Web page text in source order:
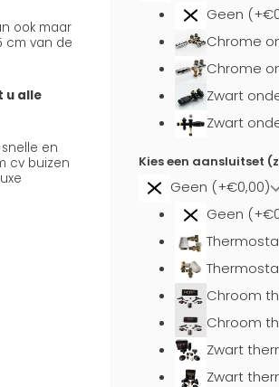
ook maar
cm van de
u alle
en
cv buizen
Geen
Chrome
Chrome
Zwart
Zwart
Kies een aansluitset
Geen (+€0,00)
Geen
Chroom
Chroom
Zwart
Zwart